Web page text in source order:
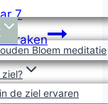
Bloem meditatie
de ziel ervaren
7
raken